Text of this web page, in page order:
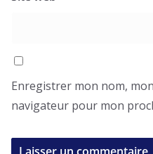
Enregistrer mon nom,
navigateur pour mon